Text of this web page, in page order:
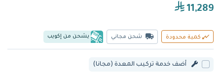
11,289
كمية محدودة شحن مجاني يشحن من إكويب
أضف خدمة تركيب المعدة (مجانا)